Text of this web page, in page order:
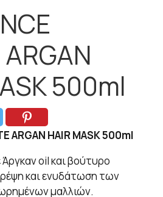
500ml
ARGAN HAIR MASK 500ml
oil και βούτυρο
και ενυδάτωση των
μαλλιών.